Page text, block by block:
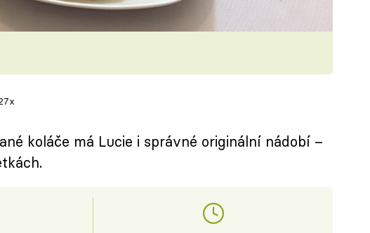
koláče má Lucie i správné originální nádobí –